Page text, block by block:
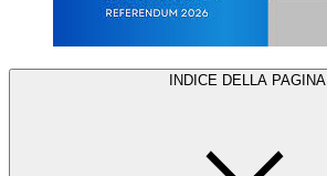
INDICE DELLA PAGINA